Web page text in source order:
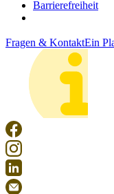
Barrierefreiheit
Fragen & KontaktEin